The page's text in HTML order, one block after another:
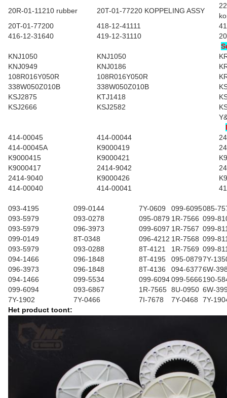
20R-01-11210 rubber 20T-01-77220 KOPPELING ASSY
20T-01-77200
418-12-41111
416-12-31640
419-12-31110
KNJ1050
KNJ1050
KNJ0949
KNJ0186
108R016Y050R
108R016Y050R
338W050Z010B
338W050Z010B
KSJ2875
KTJ1418
KSJ2666
KSJ2582
414-00045
414-00044
414-00045A
K9000419
K9000415
K9000421
K9000417
2414-9042
2414-9040
K9000426
414-00040
414-00041
093-4195 099-0144 7Y-0609 099-6095085-
093-5979
093-0278 095-0879 1R-7566 099-
093-5979
096-3973 099-6097 1R-7567 099-
099-0149
8T-0348 096-4212 1R-7568 099-
093-5979
093-0288 8T-4121 1R-7569 099-
094-1466
096-1848 8T-4195 095-08797Y-
096-3973
096-1848 8T-4136 094-63776W-
094-1466
099-5534 099-6094099-5666190-
099-6094
093-6867 1R-7565 8U-0950 6W-
7Y-1902
7Y-0466 7I-7678 7Y-0468
7Y-
Het product toont: